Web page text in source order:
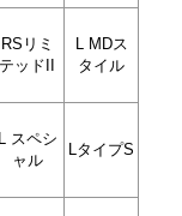
RSリミ
テッドII
L MDス
タイル
L スペシ
ャル
LタイプS